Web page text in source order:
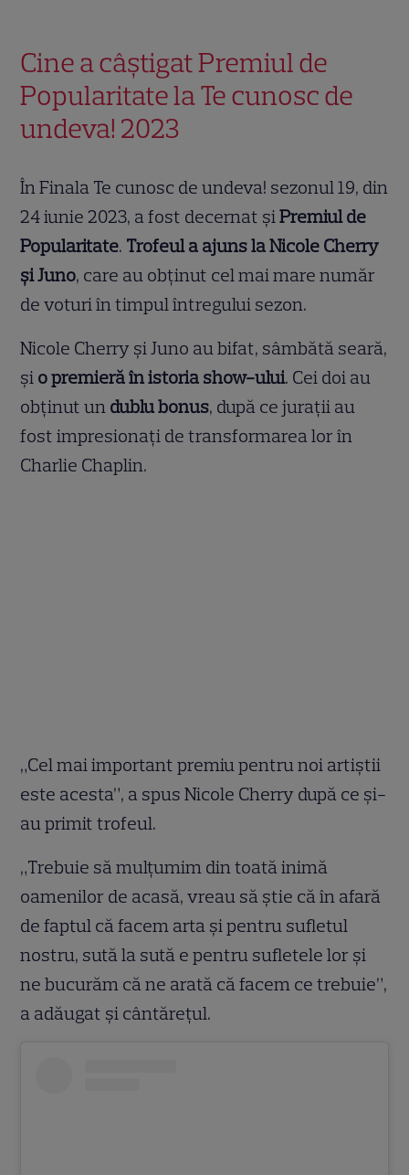
Cine a câștigat Premiul de
Popularitate la Te cunosc de
undeva! 2023
În Finala Te cunosc de undeva! sezonul 19, din
24 iunie 2023, a fost decernat șiPremiul de
Popularitate. Trofeul a ajuns la Nicole Cherry
și Juno, care au obținut cel mai mare număr
de voturi în timpul întregului sezon.
Nicole Cherry și Juno au bifat, sâmbătă seară,
și o premieră în istoria show-ului. Cei doi au
obținut un dublu bonus, după ce jurații au
fost impresionați de transformarea lor în
Charlie Chaplin.
„Cel mai important premiu pentru noi artiștii
este acesta”, a spus Nicole Cherry după ce și-
au primit trofeul.
„Trebuie să mulțumim din toată inimă
oamenilor de acasă, vreau să știe că în afară
de faptul că facem arta și pentru sufletul
nostru, sută la sută e pentru sufletele lor și
ne bucurăm că ne arată că facem ce trebuie”,
a adăugat și cântărețul.